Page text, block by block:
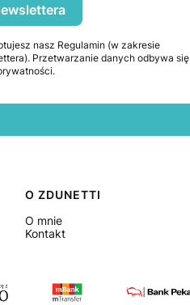
nasz Regulamin (w zakresie
Przetwarzanie danych odbywa się
O ZDUNETTI
O mnie
Kontakt